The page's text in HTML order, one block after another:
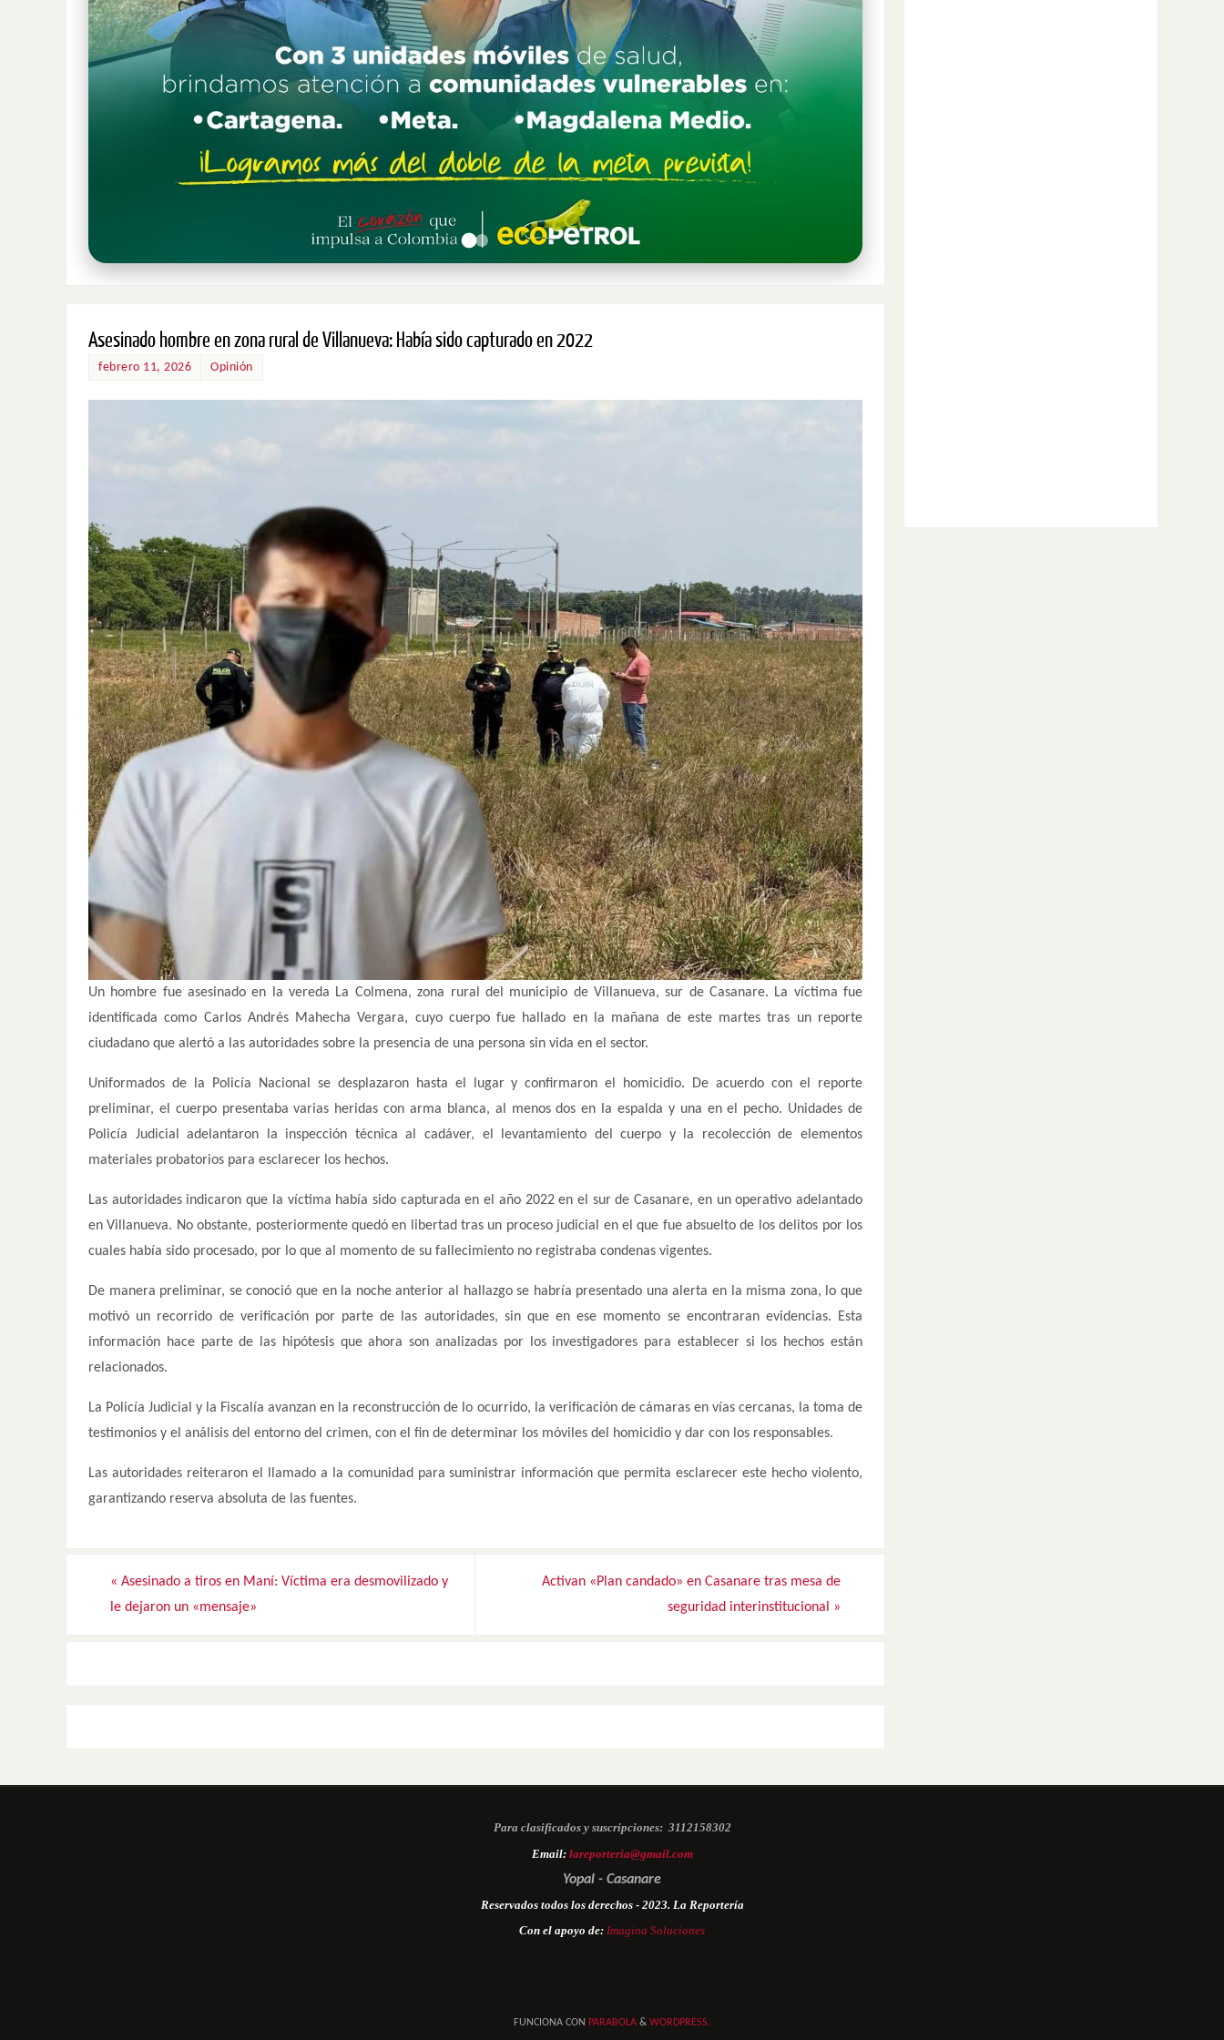
Asesinado hombre en zona rural de Villanueva: Había sido capturado en 2022
febrero 11, 2026 Opinión
Un hombre fue asesinado en la vereda La Colmena, zona rural del municipio de Villanueva, sur de Casanare. La víctima fue
identificada como Carlos Andrés Mahecha Vergara, cuyo cuerpo fue hallado en la mañana de este martes tras un reporte
ciudadano que alertó a las autoridades sobre la presencia de una persona sin vida en el sector.
Uniformados de la Policía Nacional se desplazaron hasta el lugar y confirmaron el homicidio. De acuerdo con el reporte
preliminar, el cuerpo presentaba varias heridas con arma blanca, al menos dos en la espalda y una en el pecho. Unidades de
Policía Judicial adelantaron la inspección técnica al cadáver, el levantamiento del cuerpo y la recolección de elementos
materiales probatorios para esclarecer los hechos.
Las autoridades indicaron que la víctima había sido capturada en el año 2022 en el sur de Casanare, en un operativo adelantado
en Villanueva. No obstante, posteriormente quedó en libertad tras un proceso judicial en el que fue absuelto de los delitos por los
cuales había sido procesado, por lo que al momento de su fallecimiento no registraba condenas vigentes.
De manera preliminar, se conoció que en la noche anterior al hallazgo se habría presentado una alerta en la misma zona, lo que
motivó un recorrido de verificación por parte de las autoridades, sin que en ese momento se encontraran evidencias. Esta
información hace parte de las hipótesis que ahora son analizadas por los investigadores para establecer si los hechos están
relacionados.
La Policía Judicial y la Fiscalía avanzan en la reconstrucción de lo ocurrido, la verificación de cámaras en vías cercanas, la toma de
testimonios y el análisis del entorno del crimen, con el fin de determinar los móviles del homicidio y dar con los responsables.
Las autoridades reiteraron el llamado a la comunidad para suministrar información que permita esclarecer este hecho violento,
garantizando reserva absoluta de las fuentes.
« Asesinado a tiros en Maní: Víctima era desmovilizado y
le dejaron un «mensaje»
Activan «Plan candado» en Casanare tras mesa de
seguridad interinstitucional
»
Para clasificados y suscripciones: 3112158302
Email: lareporteria@gmail.com
Yopal - Casanare
Reservados todos los derechos - 2023. La Reportería
Con el apoyo de: Imagina Soluciones
FUNCIONA CON PARABOLA & WORDPRESS.